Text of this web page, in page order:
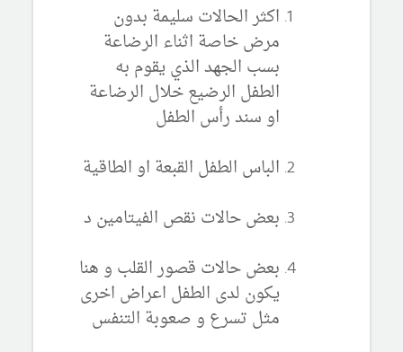
اكثر الحالات سليمة بدون
مرض خاصة اثناء الرضاعة
بسب الجهد الذي يقوم به
الطفل الرضيع خلال الرضاعة
او سند رأس الطفل
الباس الطفل القبعة او الطاقية
بعض حالات نقص الفيتامين د
بعض حالات قصور القلب و هنا
يكون لدى الطفل اعراض اخرى
مثل تسرع و صعوبة التنفس